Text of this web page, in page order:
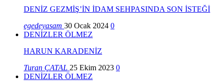
DENİZ GEZMİŞ’İN İDAM SEHPASINDA SON İSTEĞİ
egedeyasam 30 Ocak 2024 0
DENİZLER ÖLMEZ
HARUN KARADENİZ
Turan ÇATAL 25 Ekim 2023 0
DENİZLER ÖLMEZ